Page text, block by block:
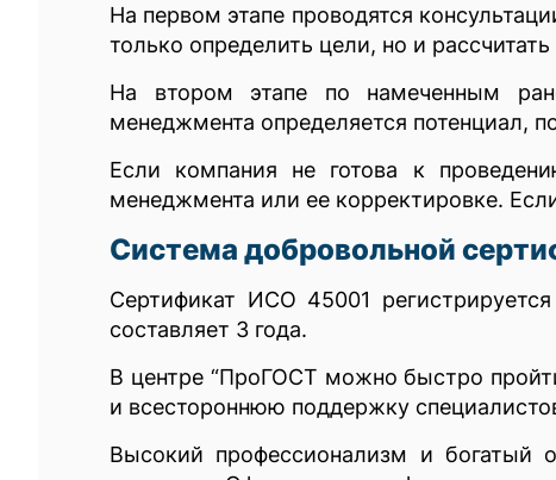
На первом этапе проводятся
только определить цели, но и
На втором этапе по намеченным
менеджмента определяется потенциал,
Если компания не готова к
менеджмента или ее корректировке.
Система добровольной
Сертификат ИСО 45001
составляет 3 года.
В центре “ПроГОСТ можно быстро
и всестороннюю поддержку
Высокий профессионализм и богатый